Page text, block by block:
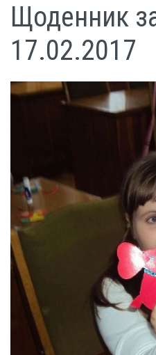
Щоденник
17.02.2017